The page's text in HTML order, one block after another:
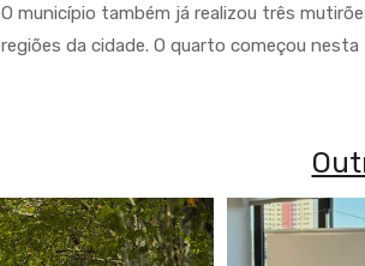
O município também já realizou três
regiões da cidade. O quarto começou